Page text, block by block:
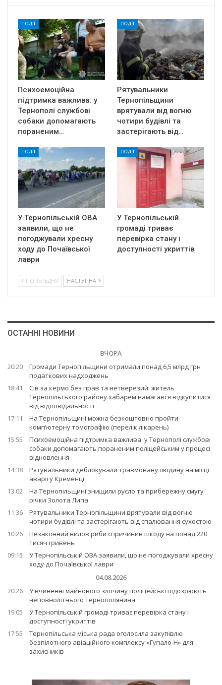
ПОДІЇ
Психоемоційна
підтримка важлива: у
Тернополі службові
собаки допомагають
пораненим…
ПОДІЇ
Рятувальники
Тернопільщини
врятували від вогню
чотири будівлі та
застерігають від…
ПОДІЇ
У Тернопільській ОВА
заявили, що не
погоджували хресну
ходу до Почаївської
лаври
ПОДІЇ
У Тернопільській
громаді триває
перевірка стану і
доступності укриттів
ПОПЕРЕДНЯ НАСТУПНА
ОСТАННІ НОВИНИ
ВЧОРА
20:20
Громади Тернопільщини отримали понад 6,5 млрд грн
податкових надходжень
18:41
Сів за кермо без прав та нетверезий: житель
Тернопільського району хабарем намагався відкупитися
від відповідальності
17:11
На Тернопільщині можна безкоштовно пройти
комп’ютерну томографію (перелік лікарень)
15:55
Психоемоційна підтримка важлива: у Тернополі службові
собаки допомагають пораненим поліцейським у процесі
відновлення
14:38
Рятувальники деблокували травмовану людину на місці
аварії у Кременці
13:02
На Тернопільщині знищили русло та прибережну смугу
річки Золота Липа
11:36
Рятувальники Тернопільщини врятували від вогню
чотири будівлі та застерігають від спалювання сухостою
10:26
Незаконний вилов риби спричинив шкоду на понад 220
тисяч гривень
09:15
У Тернопільській ОВА заявили, що не погоджували хресну
ходу до Почаївської лаври
04.08.2026
20:26
У вчиненні майнового злочину поліцейські підозрюють
неповнолітнього тернополянина
19:05
У Тернопільській громаді триває перевірка стану і
доступності укриттів
17:55
Тернопільська міська рада оголосила закупівлю
безпілотного авіаційного комплексу «Гупало-Н» для
захисників